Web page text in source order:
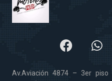
Av.Aviación 4874 – 3er piso